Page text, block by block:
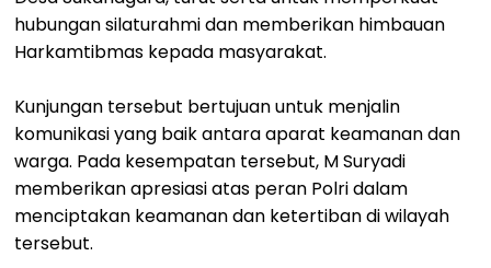
hubungan silaturahmi dan memberikan himbauan
Harkamtibmas kepada masyarakat.
Kunjungan tersebut bertujuan untuk menjalin
komunikasi yang baik antara aparat keamanan dan
warga. Pada kesempatan tersebut, M Suryadi
memberikan apresiasi atas peran Polri dalam
menciptakan keamanan dan ketertiban di wilayah
tersebut.